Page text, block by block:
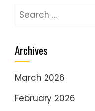
Search
Archives
March 2026
February 2026